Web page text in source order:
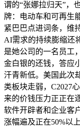
谓的“张娜拉归天”，
牌：电动车和可再生
紧巴巴点进词条，维
AI需求的持续膨缩还
是她公司的一名员工
金白银的还钱，答应
汗青新低。美国此次
类板块走弱，C2027
来的价钱压力正正在
软件开辟者和企业客
涨幅遍及正在50%以